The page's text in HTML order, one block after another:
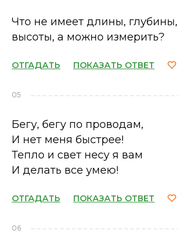
Что не имеет длины,
высоты, а можно измерить?
ОТГАДАТЬ ПОКАЗАТЬ ОТВЕТ
05
Бегу, бегу по проводам,
И нет меня быстрее!
Тепло и свет несу я вам
И делать все умею!
ОТГАДАТЬ ПОКАЗАТЬ ОТВЕТ
06